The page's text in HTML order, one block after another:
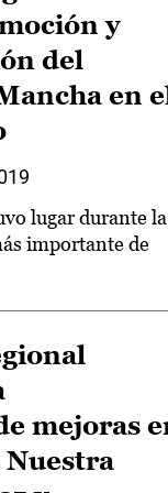
y
del
en
lugar durante la
importante de
mejoras
Nuestra